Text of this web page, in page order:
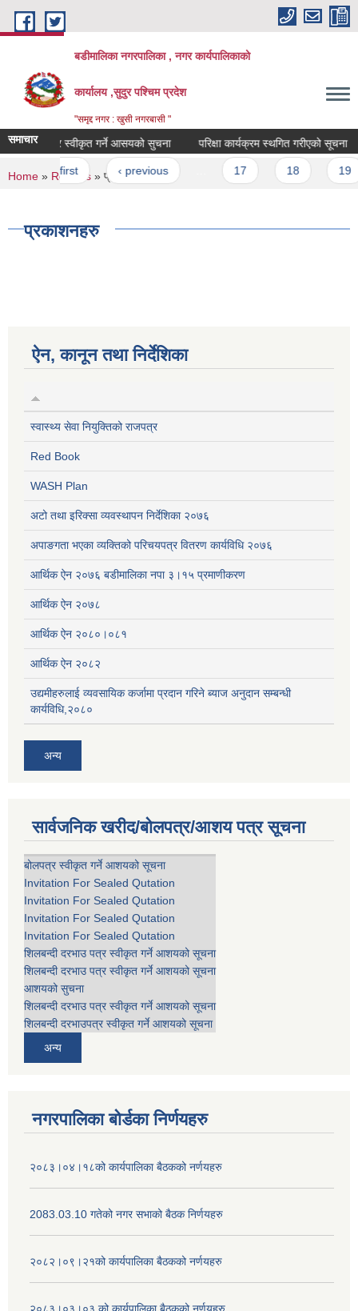
Skip to main content
बडीमालिका नगरपालिका , नगर कार्यपालिकाको
कार्यालय ,सुदुर पश्चिम प्रदेश
"समृद्द नगर : खुसी नगरबासी "
समाचार
बोलपत्र स्वीकृत गर्ने आसयको सुचना परिक्षा कार्यक्रम स्थगित गरीएको सूचना
Pages
« first ‹ previous 17 18 19
You are here
Home » Reports » प्रकाशनहरु
प्रकाशनहरु
ऐन, कानून तथा निर्देशिका
स्वास्थ्य सेवा नियुक्तिको राजपत्र
Red Book
WASH Plan
अटो तथा इरिक्सा व्यवस्थापन निर्देशिका २०७६
अपाङगता भएका व्यक्तिको परिचयपत्र वितरण कार्यविधि २०७६
आर्थिक ऐन २०७६ बडीमालिका नपा ३।१५ प्रमाणीकरण
आर्थिक ऐन २०७८
आर्थिक ऐन २०८०।०८१
आर्थिक ऐन २०८२
उद्यमीहरुलाई व्यवसायिक कर्जामा प्रदान गरिने ब्याज अनुदान सम्बन्धी
कार्यविधि,२०८०
अन्य
सार्वजनिक खरीद/बोलपत्र/आशय पत्र सूचना
बोलपत्र स्वीकृत गर्ने आशयको सूचना
Invitation For Sealed Qutation
Invitation For Sealed Qutation
Invitation For Sealed Qutation
Invitation For Sealed Qutation
शिलबन्दी दरभाउ पत्र स्वीकृत गर्ने आशयको सूचना
शिलबन्दी दरभाउ पत्र स्वीकृत गर्ने आशयको सूचना
आशयको सुचना
शिलबन्दी दरभाउ पत्र स्वीकृत गर्ने आशयको सूचना
शिलबन्दी दरभाउपत्र स्वीकृत गर्ने आशयको सूचना
अन्य
नगरपालिका बोर्डका निर्णयहरु
२०८३।०४।१८को कार्यपालिका बैठकको नर्णयहरु
2083.03.10 गतेको नगर सभाको बैठक निर्णयहरु
२०८२।०९।२१को कार्यपालिका बैठकको नर्णयहरु